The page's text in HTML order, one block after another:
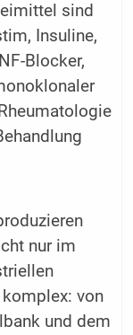
sind
Insuline,
Blocker,
nur im
von
und dem